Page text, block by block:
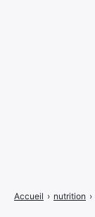
Accueil › nutrition ›